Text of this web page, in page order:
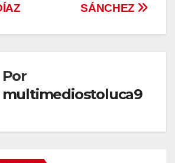
SÁNCHEZ
Por
multimediostoluca9